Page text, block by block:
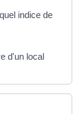
indice de
d'un local